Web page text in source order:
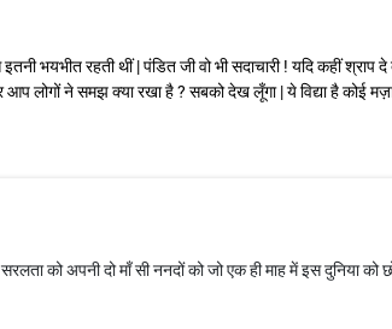
इतनी भयभीत रहती थीं | पंडित जी वो भी सदाचारी ! यदि कहीं
आप लोगों ने समझ क्या रखा है ? सबको देख लूँगा | ये विद्या है कोई
को अपनी दो माँ सी ननदों को जो एक ही माह में इस दुनिया को